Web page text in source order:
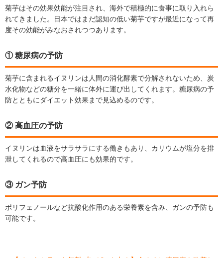
菊芋はその効果効能が注目され、海外で積極的に食事に取り入れら
れてきました。日本ではまだ認知の低い菊芋ですが最近になって再
度その効能がみなおされつつあります。
① 糖尿病の予防
菊芋に含まれるイヌリンは人間の消化酵素で分解されないため、炭
水化物などの糖分を一緒に体外に運び出してくれます。糖尿病の予
防とともにダイエット効果まで見込めるのです。
② 高血圧の予防
イヌリンは血液をサラサラにする働きもあり、カリウムが塩分を排
泄してくれるので高血圧にも効果的です。
③ ガン予防
ポリフェノールなど抗酸化作用のある栄養素を含み、ガンの予防も
可能です。